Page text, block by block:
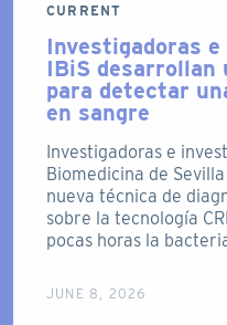
CURRENT
Investigadoras
IBiS desarrollan
para detectar
en sangre
Investigadoras e
Biomedicina de
nueva técnica de
sobre la tecnología
pocas horas la
JUNE 8, 2026